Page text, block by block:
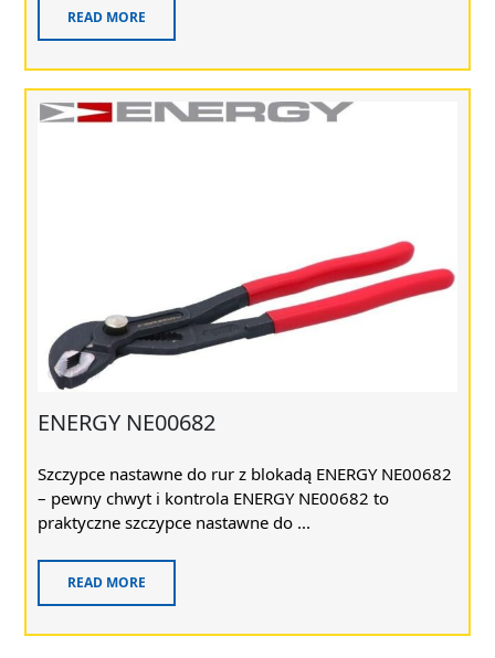
READ MORE
ENERGY NE00682
Szczypce nastawne do rur z blokadą ENERGY NE00682
– pewny chwyt i kontrola ENERGY NE00682 to
praktyczne szczypce nastawne do ...
READ MORE